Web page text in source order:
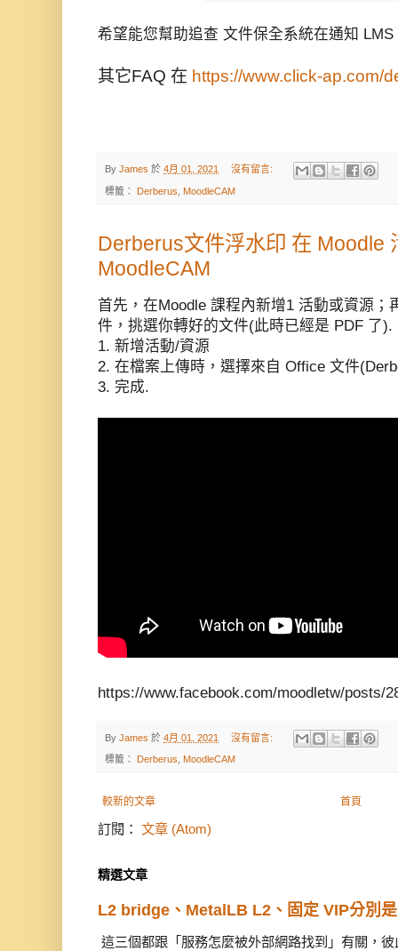
希望能您幫助追查 文件保全系統在通知 LMS
其它FAQ 在 https://www.click-ap.com/
By James 於 4月 01, 2021 沒有留言:
標籤： Derberus MoodleCAM
Derberus文件浮水印 在 Moodle
MoodleCAM
首先，在Moodle 課程內新增1 活動或資源
件，挑選你轉好的文件(此時已經是 PDF 了).
1. 新增活動/資源
2. 在檔案上傳時，選擇來自 Office 文件
3. 完成.
https://www.facebook.com/moodletw/posts/
By James 於 4月 01, 2021 沒有留言:
標籤： Derberus MoodleCAM
較新的文章 首頁
訂閱： 文章 (Atom)
精選文章
L2 bridge、MetalLB L2、固定 VIP分別
這三個都跟「服務怎麼被外部網路找到」有關，